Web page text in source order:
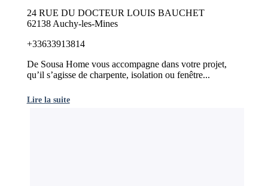
24 RUE DU DOCTEUR LOUIS BAUCHET
62138 Auchy-les-Mines
+33633913814
De Sousa Home vous accompagne dans votre projet,
qu’il s’agisse de charpente, isolation ou fenêtre...
Lire la suite